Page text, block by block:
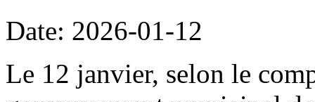
Date: 2026-01-12
Le 12 janvier, selon le